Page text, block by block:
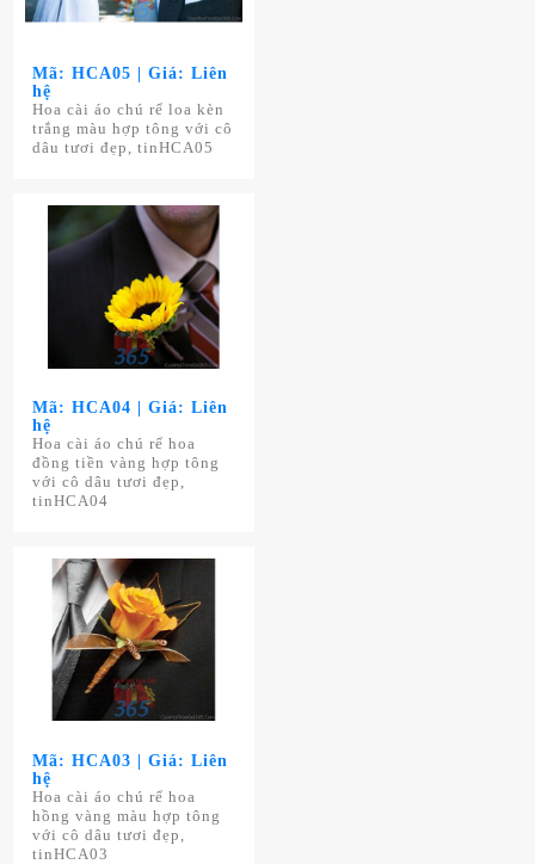
Mã: HCA05 | Giá: Liên
hệ
Hoa cài áo chú rể loa kèn
trắng màu hợp tông với cô
dâu tươi đẹp, tinHCA05
Mã: HCA04 | Giá: Liên
hệ
Hoa cài áo chú rể hoa
đồng tiền vàng hợp tông
với cô dâu tươi đẹp,
tinHCA04
Mã: HCA03 | Giá: Liên
hệ
Hoa cài áo chú rể hoa
hồng vàng màu hợp tông
với cô dâu tươi đẹp,
tinHCA03